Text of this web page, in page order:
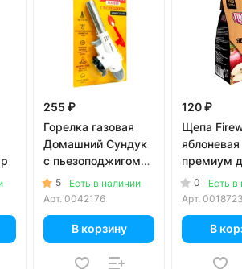
255 ₽
Горелка газовая
Домашний Сундук
с пьезоподжигом
универсальная
5
Есть в наличии
Арт. 0042176
В корзину
120 ₽
Щепа
яблоневая
премиум
копчения
0
Есть в
Арт.
В